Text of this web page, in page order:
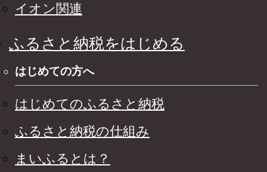
イオン関連
ふるさと納税をはじめる
はじめての方へ
はじめてのふるさと納税
ふるさと納税の仕組み
まいふるとは？